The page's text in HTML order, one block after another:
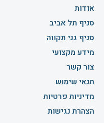
אודות
סניף תל אביב
סניף גני תקווה
מידע מקצועי
צור קשר
תנאי שימוש
מדיניות פרטיות
הצהרת נגישות